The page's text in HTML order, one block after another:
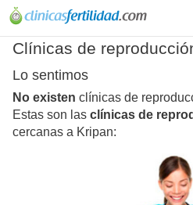
Clínicas de
Lo sentimos
No existen clínicas de
Estas son las clínicas de
cercanas a Kripan: